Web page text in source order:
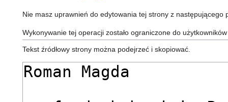
Nie masz uprawnień do edytowania tej strony z następującego
Wykonywanie tej operacji zostało ograniczone do
Tekst źródłowy strony można podejrzeć i skopiować.